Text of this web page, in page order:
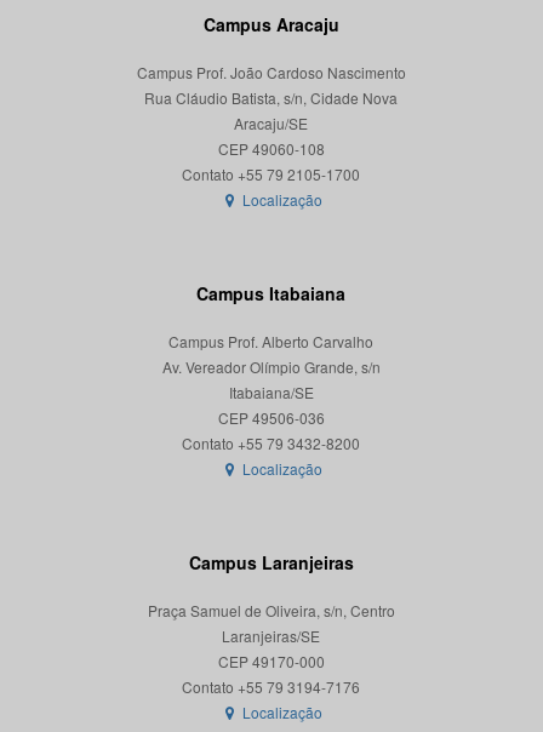
Campus Aracaju
Campus Prof. João Cardoso Nascimento
Rua Cláudio Batista, s/n, Cidade Nova
Aracaju/SE
CEP 49060-108
Localização
Campus Itabaiana
Campus Prof. Alberto Carvalho
Av. Vereador Olímpio Grande, s/n
Itabaiana/SE
CEP 49506-036
Localização
Campus Laranjeiras
Praça Samuel de Oliveira, s/n, Centro
Laranjeiras/SE
CEP 49170-000
Localização